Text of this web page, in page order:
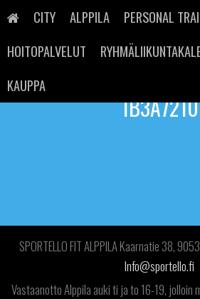
content
CITY ALPPILA
PERSONAL
HOITOPALVELUT
KAUPPA
1B3A7210
SPORTELLO FIT ALPPILA Kaarnatie 38,
Info@sportello.fi
Vastaanotto Alppila auki ti ja to 16-19, jolloin